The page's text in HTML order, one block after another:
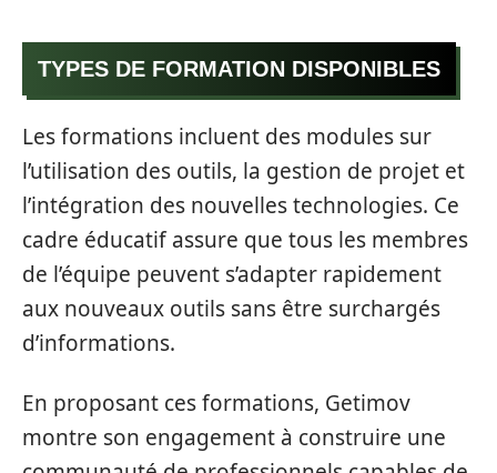
TYPES DE FORMATION DISPONIBLES
Les formations incluent des modules sur
l’utilisation des outils, la gestion de projet et
l’intégration des nouvelles technologies. Ce
cadre éducatif assure que tous les membres
de l’équipe peuvent s’adapter rapidement
aux nouveaux outils sans être surchargés
d’informations.
En proposant ces formations, Getimov
montre son engagement à construire une